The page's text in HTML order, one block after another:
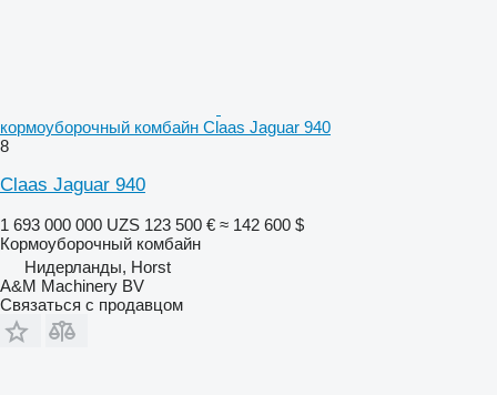
кормоуборочный комбайн Claas Jaguar 940
8
Claas Jaguar 940
1 693 000 000 UZS 123 500 € ≈ 142 600 $
Кормоуборочный комбайн
Нидерланды, Horst
A&M Machinery BV
Связаться с продавцом